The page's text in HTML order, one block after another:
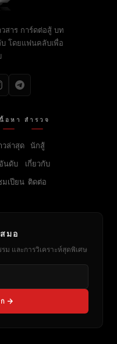
สาร การ์ดต่อสู้ บท
โดยแฟนคลับเพื่อ
อหา
วล่าสุด
อันดับ
มเปียน
สํารวจ
นักสู้
เกี่ยวกับ
ติดต่อ
มอ
ม และการวิเคราะห์สุดพิเศษ